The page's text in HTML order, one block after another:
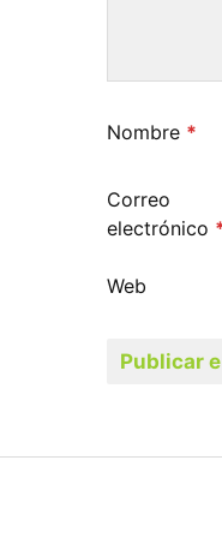
Nombre *
Correo
electrónico
Web